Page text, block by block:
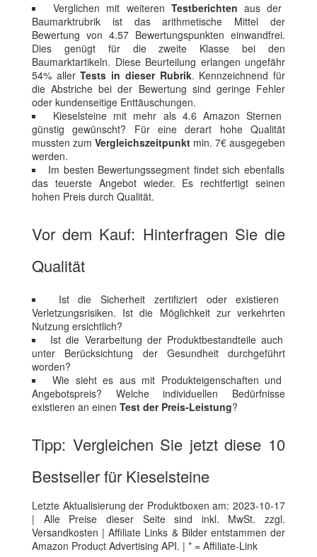
Verglichen mit weiteren Testberichten aus der
Baumarktrubrik ist das arithmetische Mittel der
Bewertung von 4.57 Bewertungspunkten einwandfrei.
Dies genügt für die zweite Klasse bei den
Baumarktartikeln. Diese Beurteilung erlangen ungefähr
54% allerTests in dieser Rubrik. Kennzeichnend für
die Abstriche bei der Bewertung sind geringe Fehler
oder kundenseitige Enttäuschungen.
Kieselsteine mit mehr als 4.6 Amazon Sternen
günstig gewünscht? Für eine derart hohe Qualität
mussten zum Vergleichszeitpunkt min. 7€ ausgegeben
werden.
Im besten Bewertungssegment findet sich ebenfalls
das teuerste Angebot wieder. Es rechtfertigt seinen
hohen Preis durch Qualität.
Vor dem Kauf: Hinterfragen Sie die
Qualität
Ist die Sicherheit zertifiziert oder existieren
Verletzungsrisiken. Ist die Möglichkeit zur verkehrten
Nutzung ersichtlich?
Ist die Verarbeitung der Produktbestandteile auch
unter Berücksichtung der Gesundheit durchgeführt
worden?
Wie sieht es aus mit Produkteigenschaften und
Angebotspreis? Welche individuellen Bedürfnisse
existieren an einen Test der Preis-Leistung?
Tipp: Vergleichen Sie jetzt diese 10
Bestseller für Kieselsteine
Letzte Aktualisierung der Produktboxen am: 2023-10-17
| Alle Preise dieser Seite sind inkl. MwSt. zzgl.
Versandkosten | Affiliate Links & Bilder entstammen der
Amazon Product Advertising API. | * = Affiliate-Link